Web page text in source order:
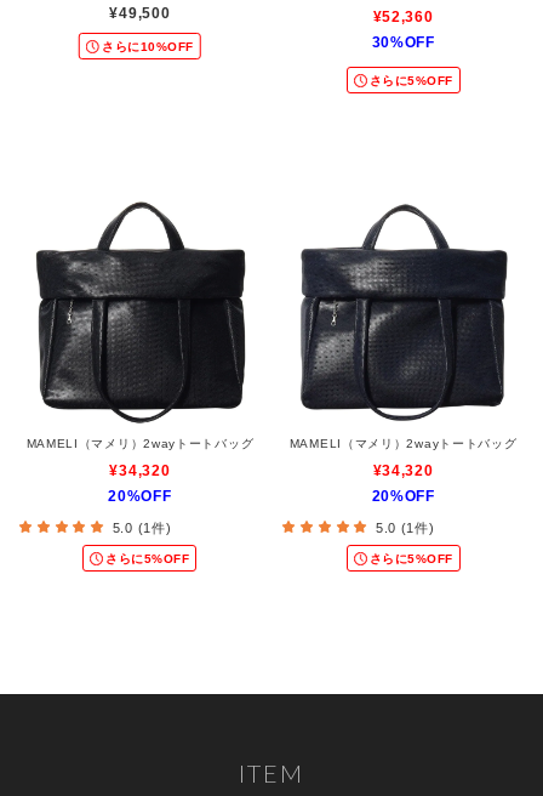
¥49,500
さらに10%OFF
¥52,360
30%OFF
さらに5%OFF
MAMELI（マメリ）2wayトートバッグ
¥34,320
20%OFF
5.0 (1件)
さらに5%OFF
MAMELI（マメリ）2wayトートバッグ
¥34,320
20%OFF
5.0 (1件)
さらに5%OFF
ITEM